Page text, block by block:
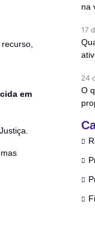
em
na
17
24
O